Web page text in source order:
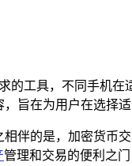
的工具，不同手机
旨在为用户在选择
伴的是，加密货币
管理和交易的便利之